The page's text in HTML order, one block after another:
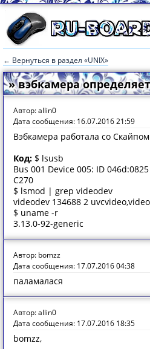
← Вернуться в раздел «UNIX»
» вэбкамера
Автор: allin0
Дата сообщения: 16.07.2016 21:59
Вэбкамера работала со
Код: $ lsusb
Bus 001 Device 005: ID
C270
$ lsmod | grep videodev
videodev 134688 2
$ uname -r
3.13.0-92-generic
Автор: bomzz
Дата сообщения: 17.07.2016 04:38
паламалася
Автор: allin0
Дата сообщения: 17.07.2016 18:35
bomzz,